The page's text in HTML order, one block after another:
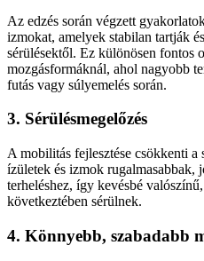
Az edzés során végzett
izmokat, amelyek stabilan tartják
sérülésektől. Ez különösen fontos
mozgásformáknál, ahol nagyobb
futás vagy súlyemelés során.
3. Sérülésmegelőzés
A mobilitás fejlesztése csökkenti a
ízületek és izmok rugalmasabbak,
terheléshez, így kevésbé
következtében sérülnek.
4. Könnyebb, szabadabb